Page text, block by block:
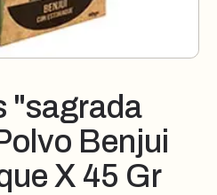
"sagrada
Benjui
X 45 Gr